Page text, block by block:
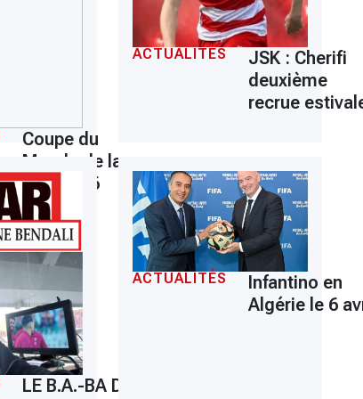
Coupe du
Monde de la
FIFA 2026
ACTUALITÉS
JSK : Cherifi
deuxième
recrue
LE B.A.-BA DU
ACTUALITÉS
Infantino en
Algérie le 6